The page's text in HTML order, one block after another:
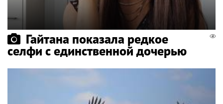
Гайтана показала редкое
селфи с единственной дочерью